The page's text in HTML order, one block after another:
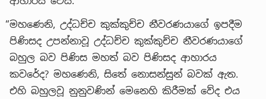
“මහණෙනි, උද්ධච්ච කුක්කුච්ච නීවරණයාගේ ඉපදීම
පිණිසද උපන්නාවූ උද්ධච්ච කුක්කුච්ච නීවරණයාගේ
බහුල බව පිණිස මහත් බව පිණිසද ආහාරය
කවරේද? මහණෙනි, සිතේ නොසන්සුන් බවක් ඇත.
එහි බහුලවූ නුනුවණින් මෙනෙහි කිරීමක් වේද එය